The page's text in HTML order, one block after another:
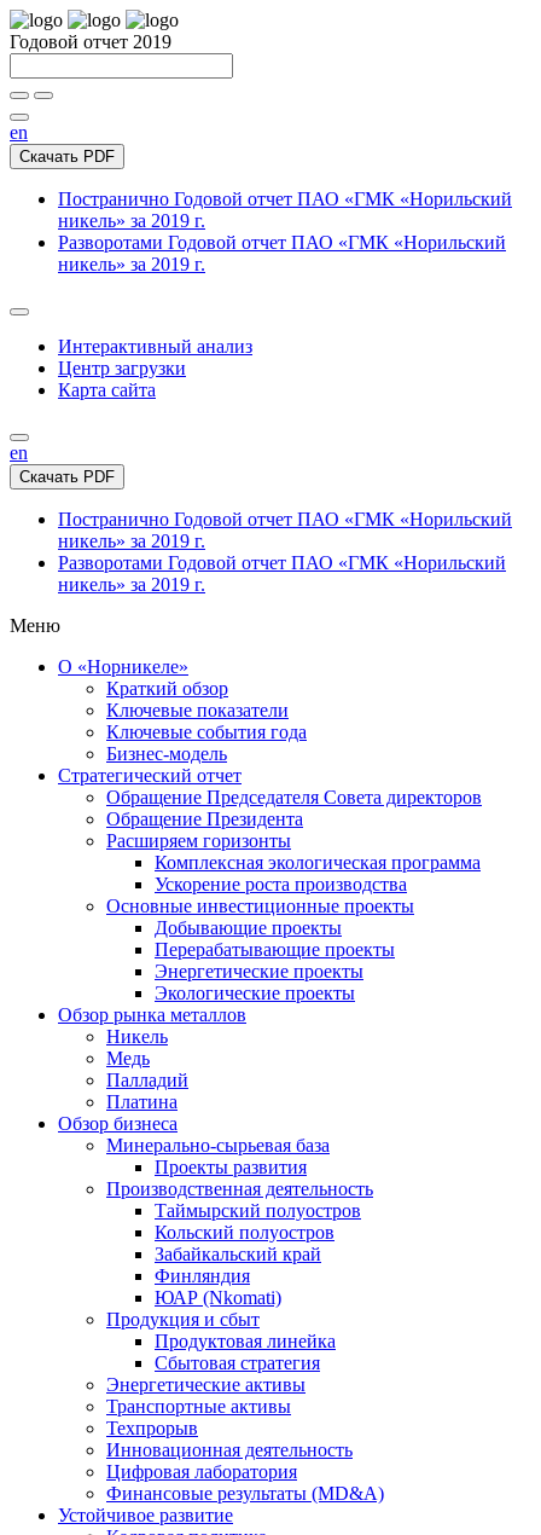
Годовой отчет 2019
en
Скачать PDF
Постранично Годовой отчет ПАО «ГМК «Норильский
никель» за 2019 г.
Разворотами Годовой отчет ПАО «ГМК «Норильский
никель» за 2019 г.
Интерактивный анализ
Центр загрузки
Карта сайта
en
Скачать PDF
Постранично Годовой отчет ПАО «ГМК «Норильский
никель» за 2019 г.
Разворотами Годовой отчет ПАО «ГМК «Норильский
никель» за 2019 г.
Меню
О «Норникеле»
Краткий обзор
Ключевые показатели
Ключевые события года
Бизнес-модель
Стратегический отчет
Обращение Председателя Совета директоров
Обращение Президента
Расширяем горизонты
Комплексная экологическая программа
Ускорение роста производства
Основные инвестиционные проекты
Добывающие проекты
Перерабатывающие проекты
Энергетические проекты
Экологические проекты
Обзор рынка металлов
Никель
Медь
Палладий
Платина
Обзор бизнеса
Минерально-сырьевая база
Проекты развития
Производственная деятельность
Таймырский полуостров
Кольский полуостров
Забайкальский край
Финляндия
ЮАР (Nkomati)
Продукция и сбыт
Продуктовая линейка
Сбытовая стратегия
Энергетические активы
Транспортные активы
Техпрорыв
Инновационная деятельность
Цифровая лаборатория
Финансовые результаты (MD&A)
Устойчивое развитие